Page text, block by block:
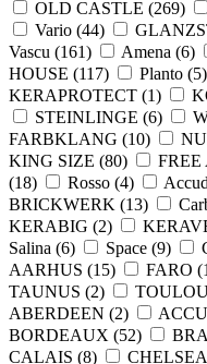
OLD CASTLE (269)
Vario (44)
Vascu (161) Amena (6)
HOUSE (117) Planto (5)
KERAPROTECT (1)
STEINLINGE (6)
FARBKLANG (10)
KING SIZE (80) FREE
(18) Rosso (4)
BRICKWERK (13)
KERABIG (2)
Salina (6) Space (9)
AARHUS (15) FARO (
TAUNUS (2)
ABERDEEN (2)
BORDEAUX (52)
CALAIS (8) CHELSEA